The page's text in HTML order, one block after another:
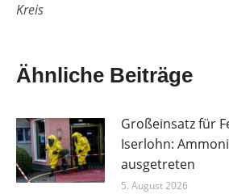
Kreis
Ähnliche Beiträge
Großeinsatz für
Iserlohn:
ausgetreten
5. August 2026